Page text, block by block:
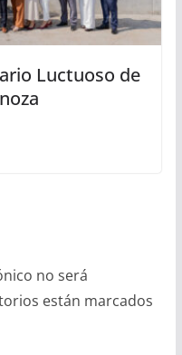
Luctuoso de
no será
están marcados